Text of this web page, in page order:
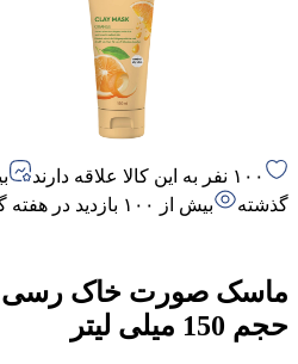
۱۰۰ نفر به این کالا علاقه دارند
گذشته
بیش از ۱۰۰ بازدید در هفته گذشته
ماسک صورت خاک رسی
حجم 150 میلی لیتر